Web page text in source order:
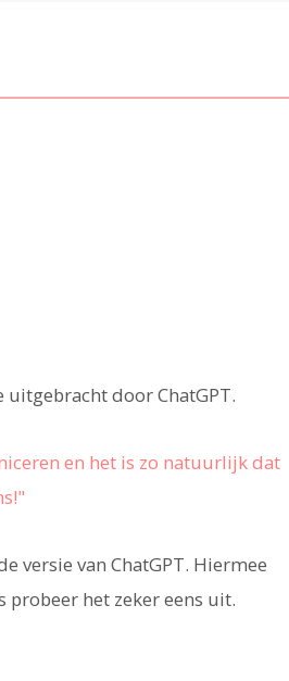
door ChatGPT.
en het is zo natuurlijk dat
versie van ChatGPT. Hiermee
het zeker eens uit.